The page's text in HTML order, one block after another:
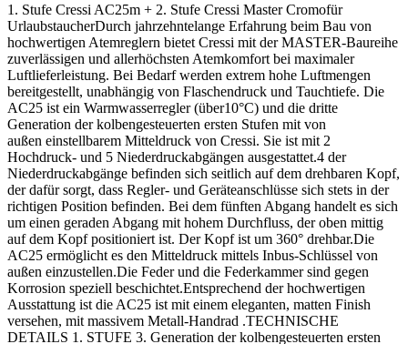
1. Stufe Cressi AC25m + 2. Stufe Cressi Master Cromofür
UrlaubstaucherDurch jahrzehntelange Erfahrung beim Bau von
hochwertigen Atemreglern bietet Cressi mit der MASTER-Baureihe
zuverlässigen und allerhöchsten Atemkomfort bei maximaler
Luftlieferleistung. Bei Bedarf werden extrem hohe Luftmengen
bereitgestellt, unabhängig von Flaschendruck und Tauchtiefe. Die
AC25 ist ein Warmwasserregler (über10°C) und die dritte
Generation der kolbengesteuerten ersten Stufen mit von
außen einstellbarem Mitteldruck von Cressi. Sie ist mit 2
Hochdruck- und 5 Niederdruckabgängen ausgestattet.4 der
Niederdruckabgänge befinden sich seitlich auf dem drehbaren Kopf,
der dafür sorgt, dass Regler- und Geräteanschlüsse sich stets in der
richtigen Position befinden. Bei dem fünften Abgang handelt es sich
um einen geraden Abgang mit hohem Durchfluss, der oben mittig
auf dem Kopf positioniert ist. Der Kopf ist um 360° drehbar.Die
AC25 ermöglicht es den Mitteldruck mittels Inbus-Schlüssel von
außen einzustellen.Die Feder und die Federkammer sind gegen
Korrosion speziell beschichtet.Entsprechend der hochwertigen
Ausstattung ist die AC25 ist mit einem eleganten, matten Finish
versehen, mit massivem Metall-Handrad .TECHNISCHE
DETAILS 1. STUFE 3. Generation der kolbengesteuerten ersten